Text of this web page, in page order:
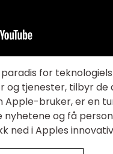
for
og tjenester, tilbyr
bruker, er en
og få
ned i Apples